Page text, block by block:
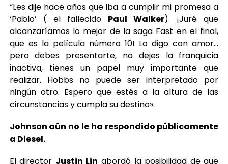
“Les dije hace años que iba a cumplir mi promesa a
‘Pablo’ ( el fallecido Paul Walker). ¡Juré que
alcanzaríamos lo mejor de la saga Fast en el final,
que es la película número 10! Lo digo con amor…
pero debes presentarte, no dejes la franquicia
inactiva, tienes un papel muy importante que
realizar. Hobbs no puede ser interpretado por
ningún otro. Espero que estés a la altura de las
circunstancias y cumpla su destino».
Johnson aún no le ha respondido públicamente
a Diesel.
El director Justin Lin abordó la posibilidad de que